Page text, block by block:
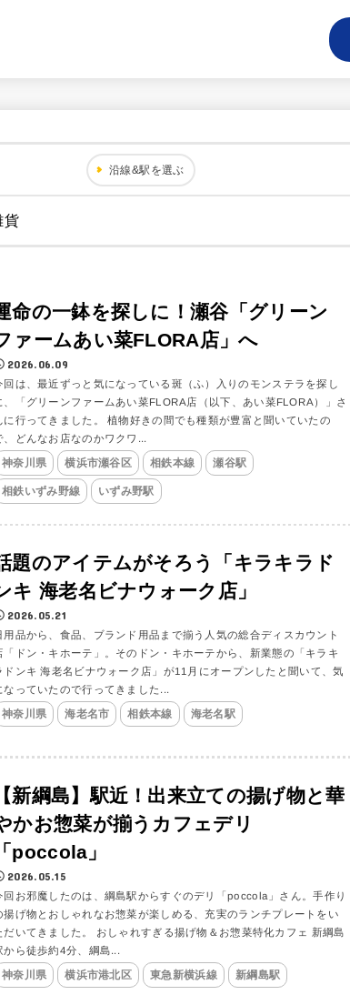
沿線&駅を選ぶ
貨
命の一鉢を探しに！瀬谷「グリーン
ァームあい菜FLORA店」へ
2026.06.09
回は、最近ずっと気になっている斑（ふ）入りのモンステラを探し
、「グリーンファームあい菜FLORA店（以下、あい菜FLORA）」さ
に行ってきました。 植物好きの間でも種類が豊富と聞いていたの
、どんなお店なのかワクワ...
神奈川県 横浜市瀬谷区 相鉄本線 瀬谷駅
相鉄いずみ野線 いずみ野駅
題のアイテムがそろう「キラキラド
キ 海老名ビナウォーク店」
2026.05.21
用品から、食品、ブランド用品まで揃う人気の総合ディスカウント
「ドン・キホーテ」。そのドン・キホーテから、新業態の「キラキ
ドンキ 海老名ビナウォーク店」が11月にオープンしたと聞いて、気
なっていたので行ってきました...
神奈川県 海老名市 相鉄本線 海老名駅
新綱島】駅近！出来立ての揚げ物と華
かお惣菜が揃うカフェデリ
poccola」
2026.05.15
回お邪魔したのは、綱島駅からすぐのデリ「poccola」さん。手作り
揚げ物とおしゃれなお惣菜が楽しめる、充実のランチプレートをい
だいてきました。 おしゃれすぎる揚げ物＆お惣菜特化カフェ 新綱島
から徒歩約4分、綱島...
神奈川県 横浜市港北区 東急新横浜線 新綱島駅